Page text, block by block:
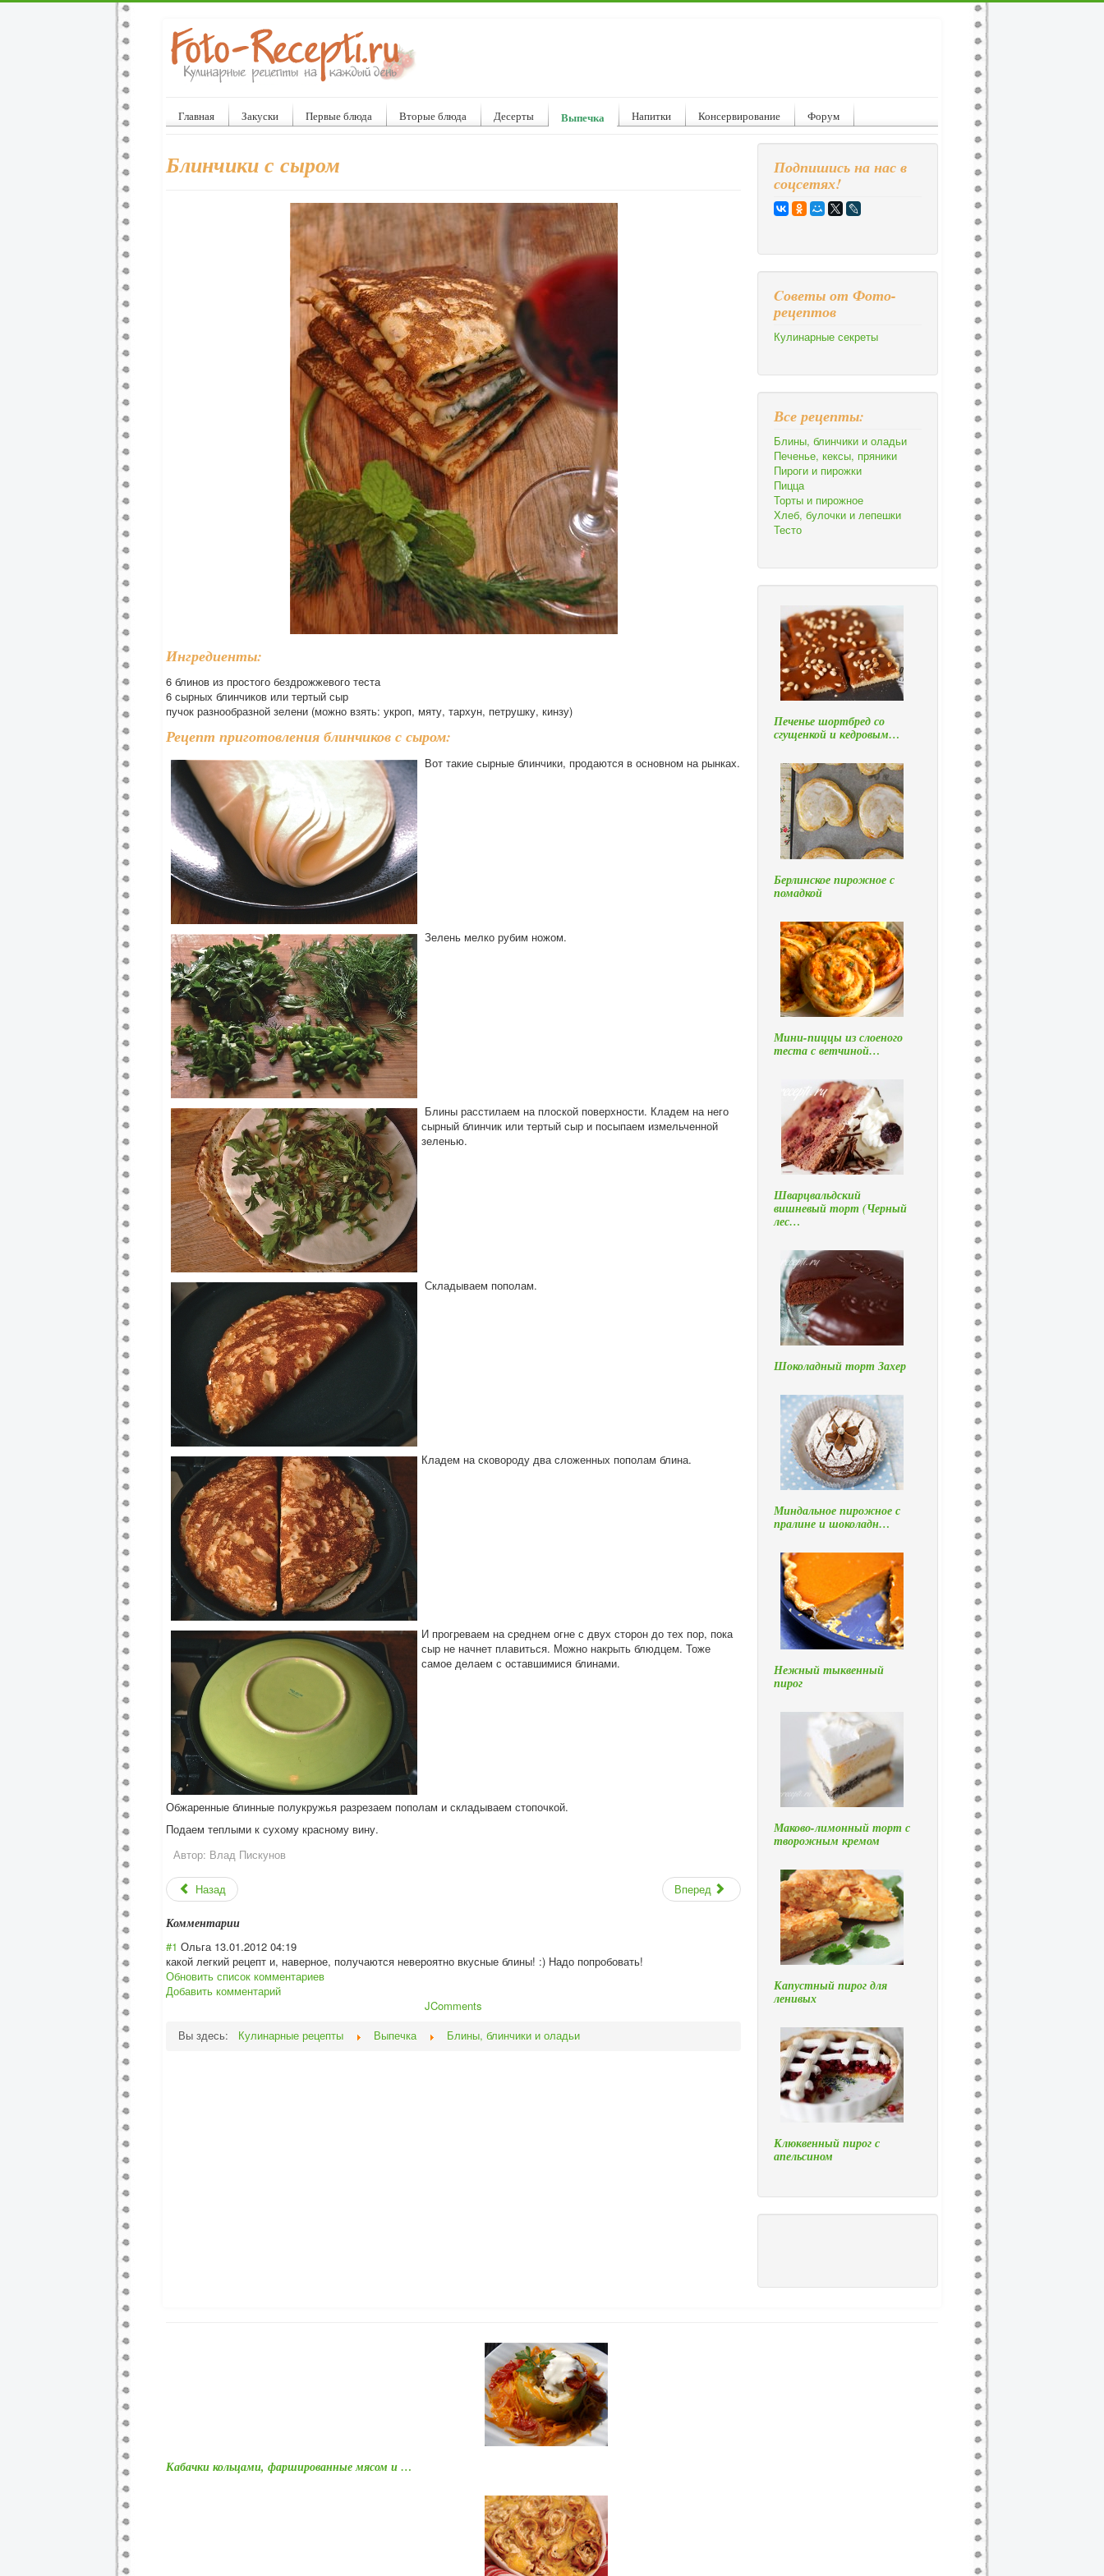
Главная Закуски Первые блюда Вторые блюда Десерты Выпечка Напитки Консервирование Форум
Блинчики с сыром
Ингредиенты:
6 блинов из простого бездрожжевого теста
6 сырных блинчиков или тертый сыр
пучок разнообразной зелени (можно взять: укроп, мяту, тархун, петрушку, кинзу)
Рецепт приготовления блинчиков с сыром:
Вот такие сырные блинчики, продаются в основном на рынках.
Зелень мелко рубим ножом.
Блины расстилаем на плоской поверхности. Кладем на него
сырный блинчик или тертый сыр и посыпаем измельченной
зеленью.
Складываем пополам.
Кладем на сковороду два сложенных пополам блина.
И прогреваем на среднем огне с двух сторон до тех пор, пока
сыр не начнет плавиться. Можно накрыть блюдцем. Тоже
самое делаем с оставшимися блинами.
Обжаренные блинные полукружья разрезаем пополам и складываем стопочкой.
Подаем теплыми к сухому красному вину.
Автор: Влад Пискунов
Назад Вперед
Комментарии
#1 Ольга 13.01.2012 04:19
какой легкий рецепт и, наверное, получаются невероятно вкусные блины! :) Надо попробовать!
Обновить список комментариев
Добавить комментарий
JComments
Вы здесь:
Кулинарные рецепты Выпечка Блины, блинчики и оладьи
Подпишись на нас в
соцсетях!
Cоветы от Фото-
рецептов
Кулинарные секреты
Все рецепты:
Блины, блинчики и оладьи
Печенье, кексы, пряники
Пироги и пирожки
Пицца
Торты и пирожное
Хлеб, булочки и лепешки
Тесто
Печенье шортбред со
сгущенкой и кедровым…
Берлинское пирожное с
помадкой
Мини-пиццы из слоеного
теста с ветчиной…
Шварцвальдский
вишневый торт (Черный
лес…
Шоколадный торт Захер
Миндальное пирожное с
пралине и шоколадн…
Нежный тыквенный
пирог
Маково-лимонный торт с
творожным кремом
Капустный пирог для
ленивых
Клюквенный пирог с
апельсином
Кабачки кольцами, фаршированные мясом и …